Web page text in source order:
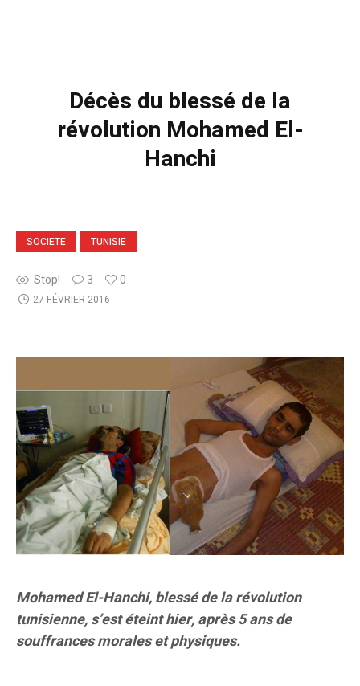
Décès du blessé de la
révolution Mohamed El-
Hanchi
SOCIETE TUNISIE
Stop! 3 0
27 FÉVRIER 2016
Mohamed El-Hanchi, blessé de la révolution
tunisienne, s’est éteint hier, après 5 ans de
souffrances morales et physiques.